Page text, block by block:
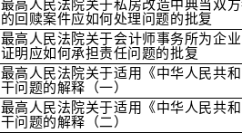
最高人民法院关于私房改造中典当双
的回赎案件应如何处理问题的批复
最高人民法院关于会计师事务所为企
证明应如何承担责任问题的批复
最高人民法院关于适用《中华人民共
干问题的解释（一）
最高人民法院关于适用《中华人民共
干问题的解释（二）